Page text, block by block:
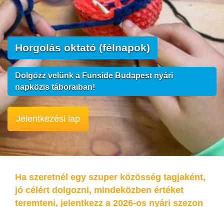
Horgolás oktató (félnapok)
Dolgozz velünk a Funside Budapest nyári
napközis táboraiban!
Jelentkezési lap
Ha szeretnél egy szuper közösség tagjaként,
jó célért dolgozni, mindeközben értéket
teremteni, jelentkezz a 2026-os nyári szezon